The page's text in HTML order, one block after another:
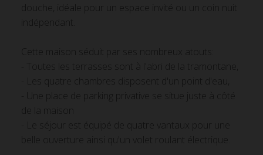
douche, idéale pour un espace invité ou un coin nuit
indépendant.
Cette maison séduit par ses nombreux atouts:
- Toutes les terrasses sont à l'abri de la tramontane,
- Les quatre chambres disposent d'un point d'eau,
- Une place de parking privative se situe juste à côté
de la maison
- Le séjour est équipé de quatre vantaux pour une
belle ouverture ainsi qu'un volet roulant électrique.